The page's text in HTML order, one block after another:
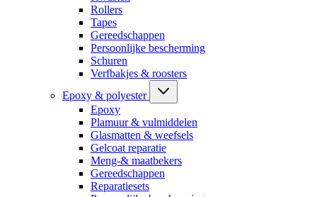
Rollers
Tapes
Gereedschappen
Persoonlijke bescherming
Schuren
Verfbakjes & roosters
Epoxy & polyester
Epoxy
Plamuur & vulmiddelen
Glasmatten & weefsels
Gelcoat reparatie
Meng-& maatbekers
Gereedschappen
Reparatiesets